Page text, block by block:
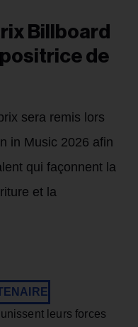
Billboard
de
sera remis lors
in Music 2026 afin
qui façonnent la
et la
leurs forces